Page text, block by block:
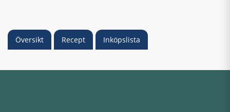
Översikt Recept Inköpslista